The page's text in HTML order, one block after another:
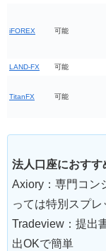
iFOREX 可能
LAND-FX 可能
TitanFX 可能
法人口座におすす
Axiory：専門コン
っては特別スプレ
Tradeview：提出
出OKで簡単